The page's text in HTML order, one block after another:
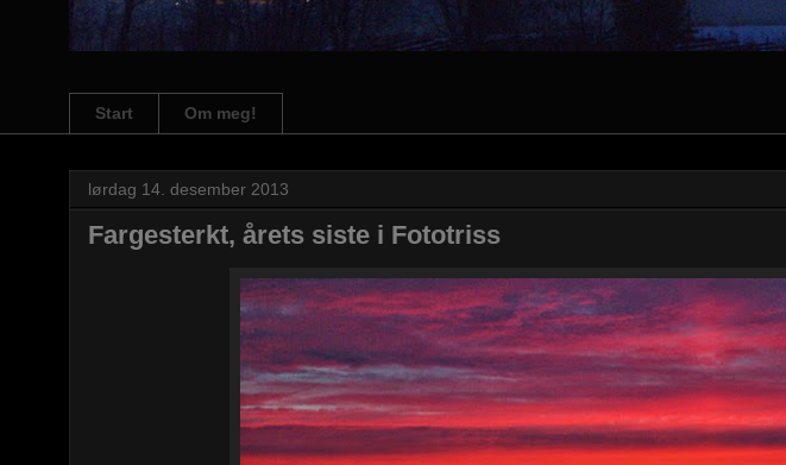
Start Om meg!
lørdag 14. desember 2013
Fargesterkt, årets siste i Fototriss